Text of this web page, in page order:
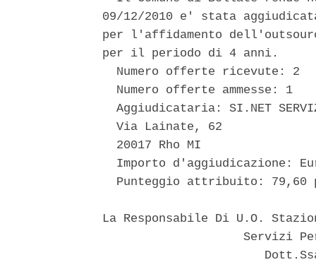
09/12/2010 e' stata
per l'affidamento
per il periodo di 4 anni.
  Numero offerte ricevute: 2
  Numero offerte ammesse: 1
Aggiudicataria: SI.NET
  Via Lainate, 62
  20017 Rho MI
Importo d'aggiudicazione:
Punteggio attribuito:
La Responsabile Di U.O.
Servizi